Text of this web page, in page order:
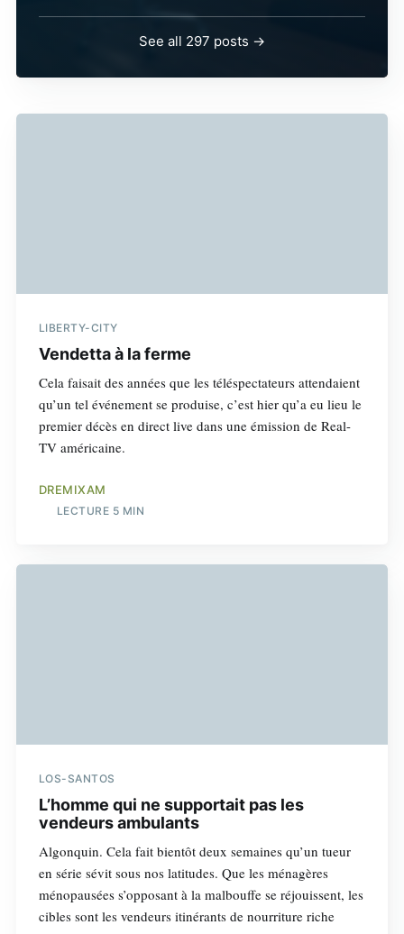
See all 297 posts →
LIBERTY-CITY
Vendetta à la ferme
Cela faisait des années que les téléspectateurs attendaient
qu’un tel événement se produise, c’est hier qu’a eu lieu le
premier décès en direct live dans une émission de Real-
TV américaine.
DREMIXAM
LECTURE 5 MIN
LOS-SANTOS
L’homme qui ne supportait pas les
vendeurs ambulants
Algonquin. Cela fait bientôt deux semaines qu’un tueur
en série sévit sous nos latitudes. Que les ménagères
ménopausées s’opposant à la malbouffe se réjouissent, les
cibles sont les vendeurs itinérants de nourriture riche